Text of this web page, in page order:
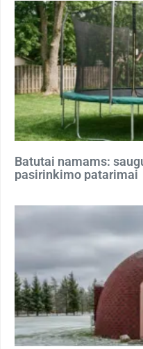
Batutai namams:
pasirinkimo patarimai